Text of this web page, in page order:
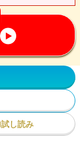
試し読み